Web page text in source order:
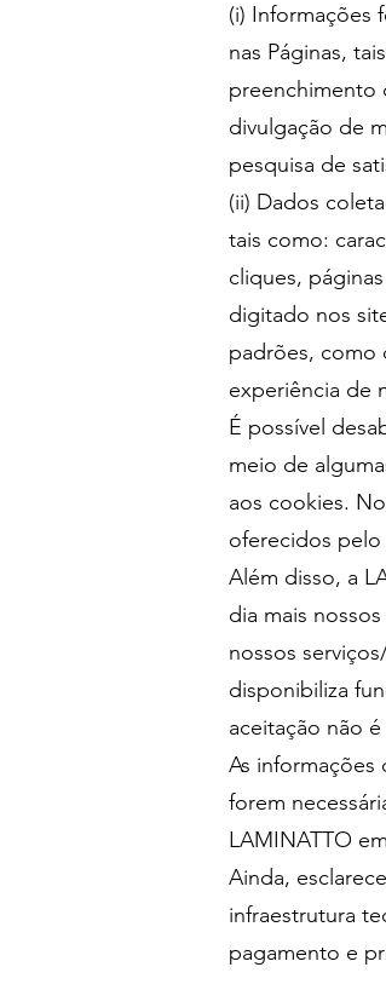
(i) Informações
nas Páginas,
preenchimento
divulgação de
pesquisa de
(ii) Dados
tais como:
cliques,
digitado nos
padrões, como
experiência de
É possível
meio de
aos cookies.
oferecidos
Além disso, a
dia mais
nossos
disponibiliza
aceitação não
As informações
forem
LAMINATTO
Ainda,
infraestrutura
pagamento e